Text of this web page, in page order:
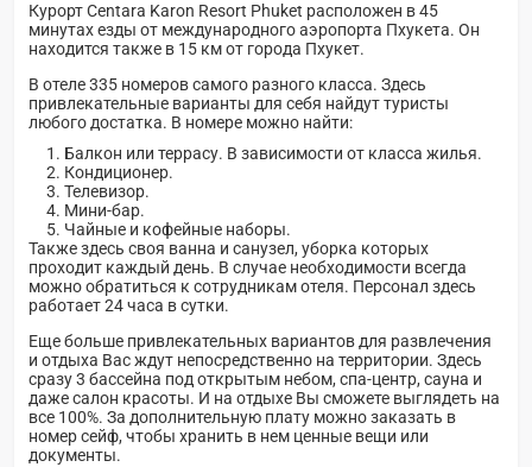
Курорт Centara Karon Resort Phuket расположен в 45
минутах езды от международного аэропорта Пхукета. Он
находится также в 15 км от города Пхукет.
В отеле 335 номеров самого разного класса. Здесь
привлекательные варианты для себя найдут туристы
любого достатка. В номере можно найти:
Балкон или террасу. В зависимости от класса жилья.
Кондиционер.
Телевизор.
Мини-бар.
Чайные и кофейные наборы.
Также здесь своя ванна и санузел, уборка которых
проходит каждый день. В случае необходимости всегда
можно обратиться к сотрудникам отеля. Персонал здесь
работает 24 часа в сутки.
Еще больше привлекательных вариантов для развлечения
и отдыха Вас ждут непосредственно на территории. Здесь
сразу 3 бассейна под открытым небом, спа-центр, сауна и
даже салон красоты. И на отдыхе Вы сможете выглядеть на
все 100%. За дополнительную плату можно заказать в
номер сейф, чтобы хранить в нем ценные вещи или
документы.